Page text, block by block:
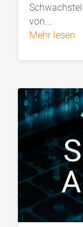
von...
mehr lesen